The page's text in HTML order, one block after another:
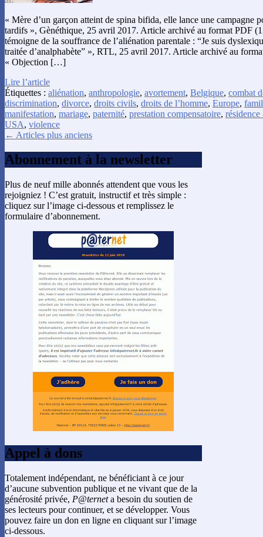
« Mère d’un garçon atteint de spina bifida, elle lance une campagne
tardifs », Gènéthique, 25 avril 2017. Article archivé au format PDF
témoigne de la souffrance de l’aliénation parentale : “Je suis
traitée d’analphabète” », RTL, 25 avril 2017. Article archivé au
« Objection […]
Lire l’article
Étiquettes : aliénation, anthropologie, avortement, Belgique, combat
discrimination, divorce, droits civils, droits de l’homme, Europe,
manifestation, mariage, paternité, prestation compensatoire, résidence
USA, violence
← Articles plus anciens
Abonnement à la newsletter
Plus de neuf mille abonnés attendent que vous les
rejoigniez ! C’est gratuit, instructif et très simple :
cliquez sur l’image ci-dessous et remplissez le
formulaire d’abonnement.
Appel à dons
Totalement indépendant, ne bénéficiant à ce jour
d’aucune subvention publique et ne vivant que de la
générosité privée, P@terneta besoin du soutien de
ses lecteurs pour continuer, et se développer. Vous
pouvez faire un don en ligne en cliquant sur l’image
ci-dessous.